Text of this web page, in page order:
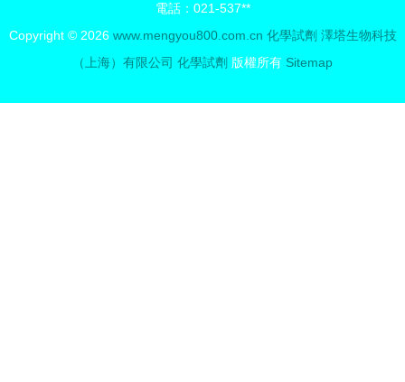
電話：021-537**
Copyright © 2026 www.mengyou800.com.cn 化學試劑 澤塔生物科技
（上海）有限公司 化學試劑 版權所有 Sitemap